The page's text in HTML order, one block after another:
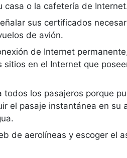
casa o la cafetería de
sus certificados
de avión.
de Internet
en el Internet que
todos los pasajeros porque
el pasaje instantánea en su
de aerolíneas y escoger el